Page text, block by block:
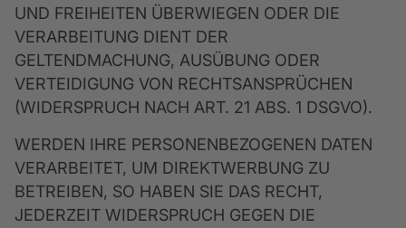
UND FREIHEITEN ÜBERWIEGEN ODER DIE
VERARBEITUNG DIENT DER
GELTENDMACHUNG, AUSÜBUNG ODER
VERTEIDIGUNG VON RECHTSANSPRÜCHEN
(WIDERSPRUCH NACH ART. 21 ABS. 1 DSGVO).
WERDEN IHRE PERSONENBEZOGENEN DATEN
VERARBEITET, UM DIREKTWERBUNG ZU
BETREIBEN, SO HABEN SIE DAS RECHT,
JEDERZEIT WIDERSPRUCH GEGEN DIE